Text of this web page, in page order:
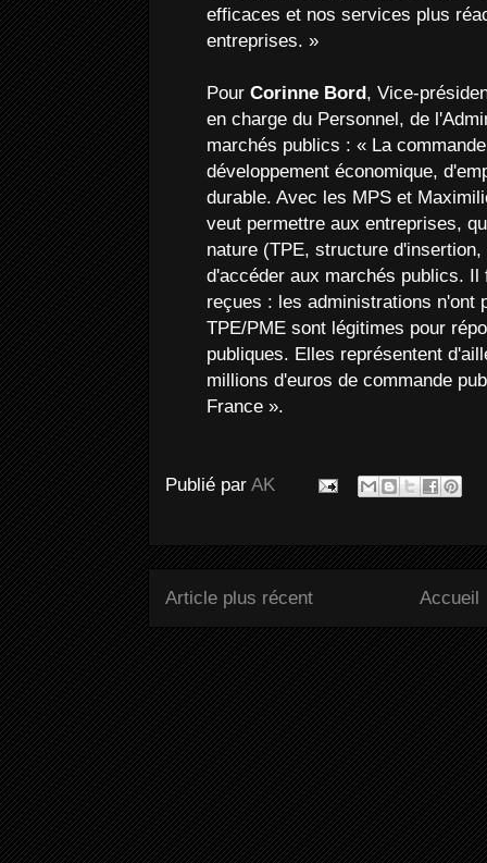
efficaces et nos services plus
entreprises. »
Pour Corinne Bord, Vice-
en charge du Personnel, de
marchés publics : « La
développement économique,
durable. Avec les MPS et
veut permettre aux entreprises,
nature (TPE, structure
d'accéder aux marchés publics.
reçues : les administrations n'ont
TPE/PME sont légitimes pour
publiques. Elles représentent
millions d'euros de commande
France ».
Publié par AK
Article plus récent Accueil